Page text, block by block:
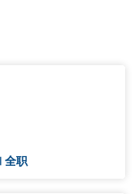
全职